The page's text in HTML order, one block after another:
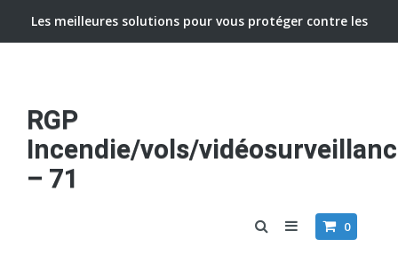
Les meilleures solutions pour vous protéger contre les
RGP
Incendie/vols/
– 71
0